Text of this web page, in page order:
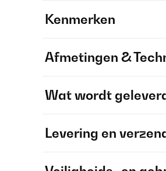
Kenmerken
Afmetingen &
Wat wordt
Levering en